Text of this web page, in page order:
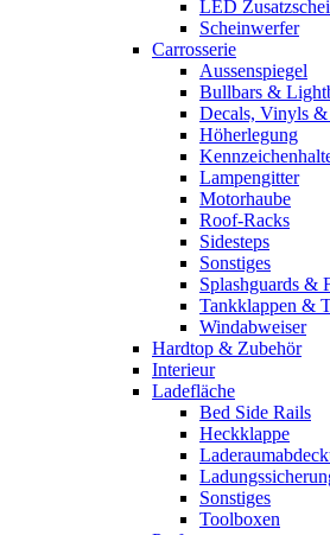
LED
Scheinwerfer
Carrosserie
Aussenspiegel
Bullbars &
Decals, Vinyls
Höherlegung
Lampengitter
Motorhaube
Roof-Racks
Sidesteps
Sonstiges
Splashguards &
Tankklappen &
Windabweiser
Hardtop & Zubehör
Interieur
Ladefläche
Bed Side Rails
Heckklappe
Sonstiges
Toolboxen